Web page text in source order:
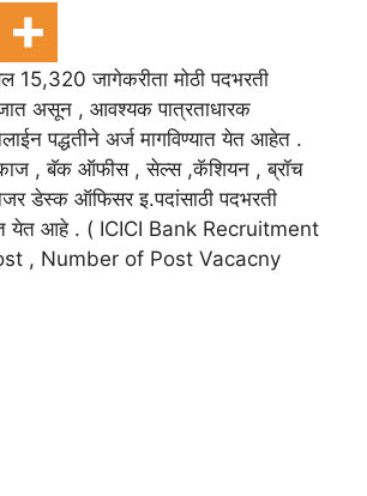
15,320 जागेकरीता मोठी पदभरती
जात असून , आवश्यक पात्रताधारक
पद्धतीने अर्ज मागविण्यात येत आहेत .
, बॅक ऑफीस , सेल्स ,कॅशियन , ब्रॉच
डेस्क ऑफिसर इ.पदांसाठी पदभरती
येत आहे . ( ICICI Bank Recruitment
, Number of Post Vacacny